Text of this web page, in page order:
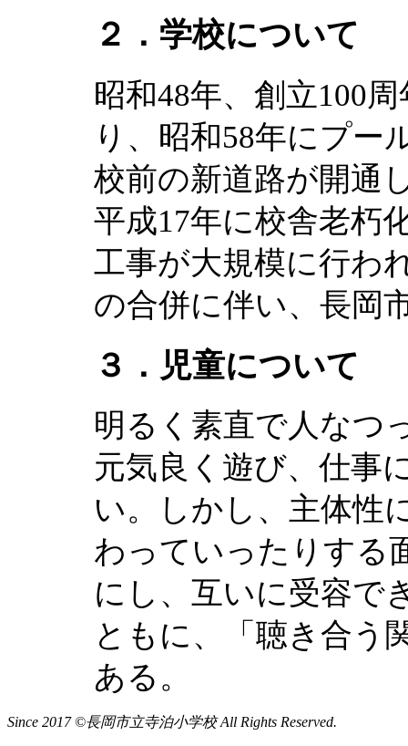
２．学校について
昭和48年、創立100
り、昭和58年にプー
校前の新道路が開通
平成17年に校舎老朽
工事が大規模に行わ
の合併に伴い、長岡
３．児童について
明るく素直で人なつ
元気良く遊び、仕事
い。しかし、主体性
わっていったりする
にし、互いに受容で
ともに、「聴き合う
ある。
Since 2017 ©長岡市立寺泊小学校 All Rights Reserved.